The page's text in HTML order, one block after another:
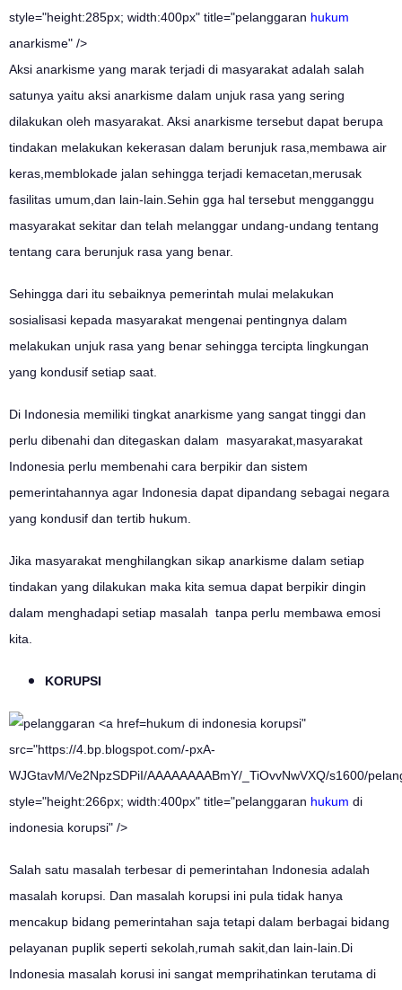
style="height:285px; width:400px" title="pelanggaran hukum
anarkisme" />
Aksi anarkisme yang marak terjadi di masyarakat adalah salah
satunya yaitu aksi anarkisme dalam unjuk rasa yang sering
dilakukan oleh masyarakat. Aksi anarkisme tersebut dapat berupa
tindakan melakukan kekerasan dalam berunjuk rasa,membawa air
keras,memblokade jalan sehingga terjadi kemacetan,merusak
fasilitas umum,dan lain-lain.Sehin gga hal tersebut mengganggu
masyarakat sekitar dan telah melanggar undang-undang tentang
tentang cara berunjuk rasa yang benar.
Sehingga dari itu sebaiknya pemerintah mulai melakukan
sosialisasi kepada masyarakat mengenai pentingnya dalam
melakukan unjuk rasa yang benar sehingga tercipta lingkungan
yang kondusif setiap saat.
Di Indonesia memiliki tingkat anarkisme yang sangat tinggi dan
perlu dibenahi dan ditegaskan dalam masyarakat,masyarakat
Indonesia perlu membenahi cara berpikir dan sistem
pemerintahannya agar Indonesia dapat dipandang sebagai negara
yang kondusif dan tertib hukum.
Jika masyarakat menghilangkan sikap anarkisme dalam setiap
tindakan yang dilakukan maka kita semua dapat berpikir dingin
dalam menghadapi setiap masalah tanpa perlu membawa emosi
kita.
KORUPSI
hukum di indonesia korupsi"
src="https://4.bp.blogspot.com/-pxA-
WJGtavM/Ve2NpzSDPiI/AAAAAAAABmY/_TiOvvNwVXQ/s1600/
style="height:266px; width:400px" title="pelanggaran hukum di
indonesia korupsi" />
Salah satu masalah terbesar di pemerintahan Indonesia adalah
masalah korupsi. Dan masalah korupsi ini pula tidak hanya
mencakup bidang pemerintahan saja tetapi dalam berbagai bidang
pelayanan puplik seperti sekolah,rumah sakit,dan lain-lain.Di
Indonesia masalah korusi ini sangat memprihatinkan terutama di